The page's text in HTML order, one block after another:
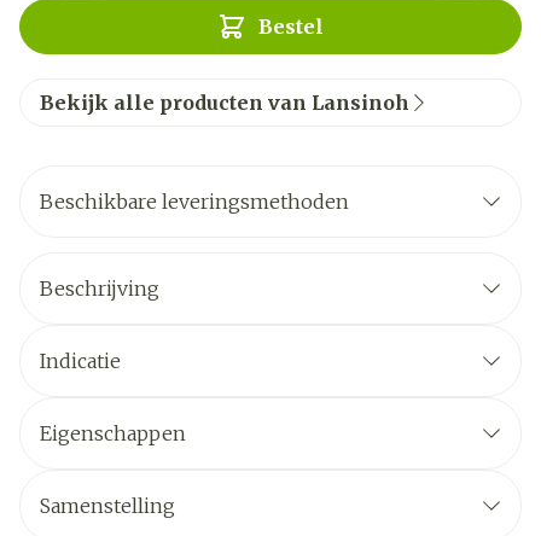
Bestel
Bekijk alle producten van Lansinoh
Beschikbare leveringsmethoden
Beschrijving
Indicatie
Eigenschappen
Samenstelling